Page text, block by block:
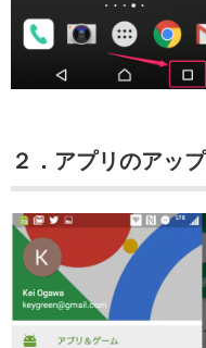
２．アプリのアッ